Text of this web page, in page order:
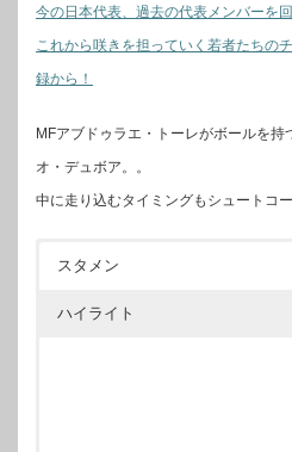
今の日本代表、過去の代表メンバーを
これから咲きを担っていく若者たちの
録から！
MFアブドゥラエ・トーレがボールを
オ・デュボア。。
中に走り込むタイミングもシュートコ
スタメン
ハイライト